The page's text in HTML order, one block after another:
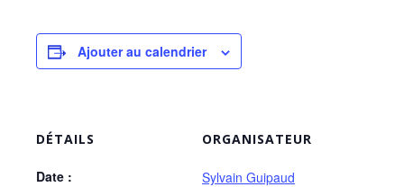
Ajouter au calendrier
DÉTAILS
Date :
ORGANISATEUR
Sylvain Guipaud